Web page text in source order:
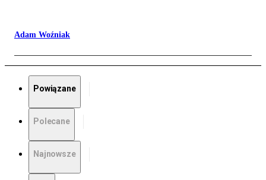
Adam Woźniak
Powiązane
Polecane
Najnowsze